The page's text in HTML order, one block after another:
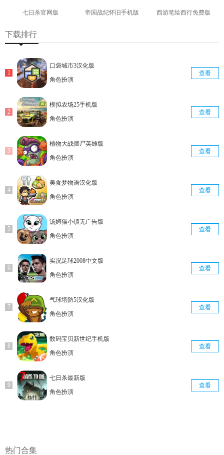
七日杀官网版 帝国战纪怀旧手机版 西游笔绘西行免费版
下载排行
口袋城市3汉化版
角色扮演
查看
模拟农场25手机版
角色扮演
查看
植物大战僵尸英雄版
角色扮演
查看
美食梦物语汉化版
角色扮演
查看
汤姆猫小镇无广告版
角色扮演
查看
实况足球2008中文版
角色扮演
查看
气球塔防5汉化版
角色扮演
查看
数码宝贝新世纪手机版
角色扮演
查看
七日杀最新版
角色扮演
查看
热门合集